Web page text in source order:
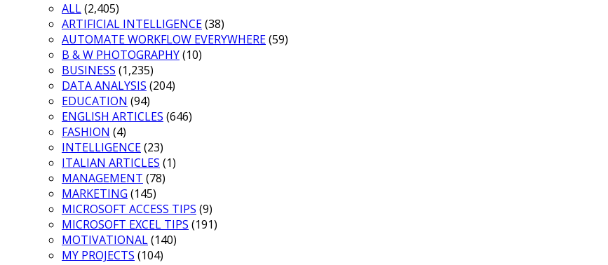
ALL(2,405)
ARTIFICIAL INTELLIGENCE(38)
AUTOMATE WORKFLOW EVERYWHERE(59)
B & W PHOTOGRAPHY(10)
BUSINESS (1,235)
DATA ANALYSIS (204)
EDUCATION (94)
ENGLISH ARTICLES (646)
FASHION (4)
INTELLIGENCE(23)
ITALIAN ARTICLES (1)
MANAGEMENT (78)
MARKETING (145)
MICROSOFT ACCESS TIPS (9)
MICROSOFT EXCEL TIPS (191)
MOTIVATIONAL(140)
MY PROJECTS (104)